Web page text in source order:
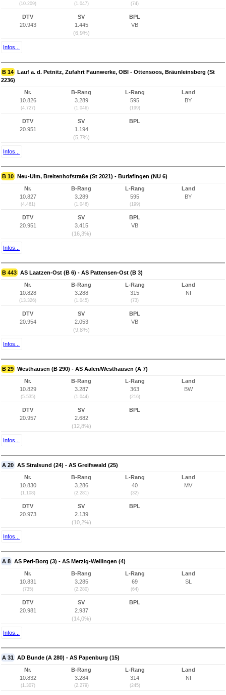
(10.209) (1.047) (74)
DTV
20.943
SV
1.445
(6,9%)
BPL
VB
Infos...
B 14 Lauf a. d. Petnitz, Zufahrt Faunwerke, OBI - Ottensoos, Bräunleinsberg (St
2236)
Nr.
10.826
(4.727)
B-Rang
3.289
(1.046)
L-Rang
595
(199)
Land
BY
DTV
20.951
SV
1.194
(5,7%)
BPL
Infos...
B 10 Neu-Ulm, Breitenhofstraße (St 2021) - Burlafingen (NU 6)
Nr.
10.827
(4.461)
B-Rang
3.289
(1.046)
L-Rang
595
(199)
Land
BY
DTV
20.951
SV
3.415
(16,3%)
BPL
VB
Infos...
B 443 AS Laatzen-Ost (B 6) - AS Pattensen-Ost (B 3)
Nr.
10.828
(13.326)
B-Rang
3.288
(1.045)
L-Rang
315
(73)
Land
NI
DTV
20.954
SV
2.053
(9,8%)
BPL
VB
Infos...
B 29 Westhausen (B 290) - AS Aalen/Westhausen (A 7)
Nr.
10.829
(5.535)
B-Rang
3.287
(1.044)
L-Rang
363
(216)
Land
BW
DTV
20.957
SV
2.682
(12,8%)
BPL
Infos...
A 20 AS Stralsund (24) - AS Greifswald (25)
Nr.
10.830
(1.108)
B-Rang
3.286
(2.281)
L-Rang
40
(32)
Land
MV
DTV
20.973
SV
2.139
(10,2%)
BPL
Infos...
A 8 AS Perl-Borg (3) - AS Merzig-Wellingen (4)
Nr.
10.831
(735)
B-Rang
3.285
(2.280)
L-Rang
69
(64)
Land
SL
DTV
20.981
SV
2.937
(14,0%)
BPL
Infos...
A 31 AD Bunde (A 280) - AS Papenburg (15)
Nr.
10.832
(1.307)
B-Rang
3.284
(2.279)
L-Rang
314
(245)
Land
NI